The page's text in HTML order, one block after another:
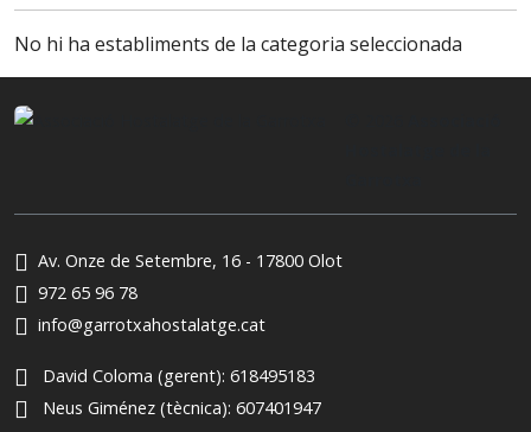
No hi ha establiments de la categoria seleccionada
Av. Onze de Setembre, 16 - 17800 Olot
972 65 96 78
info@garrotxahostalatge.cat
David Coloma (gerent): 618495183
Neus Giménez (tècnica): 607401947